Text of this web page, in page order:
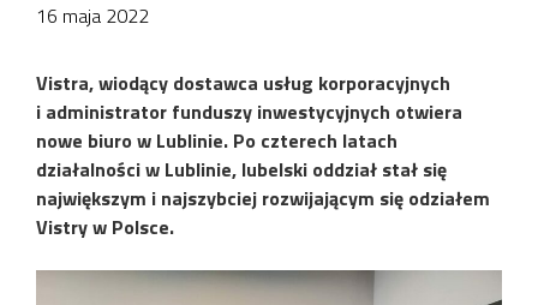
16 maja 2022
Vistra, wiodący dostawca usług korporacyjnych
i administrator funduszy inwestycyjnych otwiera
nowe biuro w Lublinie. Po czterech latach
działalności w Lublinie, lubelski oddział stał się
największym i najszybciej rozwijającym się odziałem
Vistry w Polsce.